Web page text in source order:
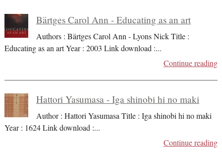
Bärtges Carol Ann - Educating as an art
Authors : Bärtges Carol Ann - Lyons Nick Title :
Educating as an art Year : 2003 Link download :...
Continue reading
Hattori Yasumasa - Iga shinobi hi no maki
Author : Hattori Yasumasa Title : Iga shinobi hi no maki
Year : 1624 Link download :...
Continue reading